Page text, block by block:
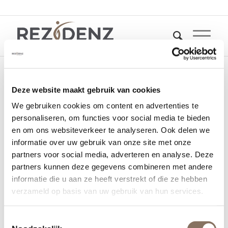
Deze website maakt gebruik van cookies
We gebruiken cookies om content en advertenties te
personaliseren, om functies voor social media te bieden
en om ons websiteverkeer te analyseren. Ook delen we
informatie over uw gebruik van onze site met onze
partners voor social media, adverteren en analyse. Deze
partners kunnen deze gegevens combineren met andere
informatie die u aan ze heeft verstrekt of die ze hebben
verzameld op basis van uw gebruik van hun services.
theresiakwartier-
rezidenz-4
14 februari 2023